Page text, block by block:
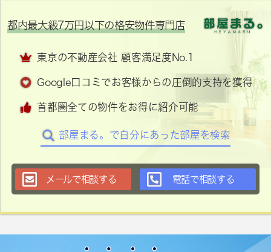
都内最大級7万円以下の格安物件専門店
東京の不動産会社 顧客満足度No.1
Google口コミでお客様からの圧倒的支持を獲得
首都圏全ての物件をお得に紹介可能
部屋まる。で自分にあった部屋を検索
メールで相談する 電話で相談する